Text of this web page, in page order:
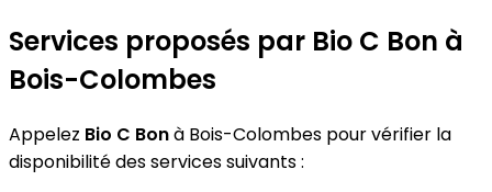
Services proposés par Bio C Bon à
Bois-Colombes
Appelez Bio C Bonà Bois-Colombes pour vérifier la
disponibilité des services suivants :